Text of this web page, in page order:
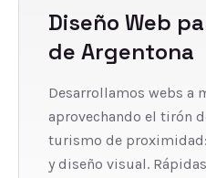
Diseño Web
de Argentona
Desarrollamos webs a
aprovechando el tirón
turismo de
y diseño visual.